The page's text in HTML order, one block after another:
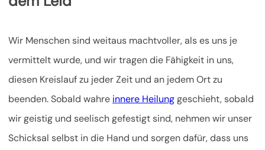
Wir Menschen sind weitaus machtvoller, als es uns je
vermittelt wurde, und wir tragen die Fähigkeit in uns,
diesen Kreislauf zu jeder Zeit und an jedem Ort zu
beenden. Sobald wahre innere Heilunggeschieht, sobald
wir geistig und seelisch gefestigt sind, nehmen wir unser
Schicksal selbst in die Hand und sorgen dafür, dass uns